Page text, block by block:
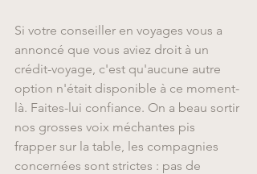
Si votre conseiller en voyages vous a
annoncé que vous aviez droit à un
crédit-voyage, c'est qu'aucune autre
option n'était disponible à ce moment-
là. Faites-lui confiance. On a beau sortir
nos grosses voix méchantes pis
frapper sur la table, les compagnies
concernées sont strictes : pas de